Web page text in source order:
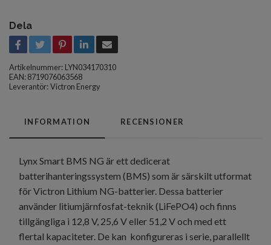
Dela
Artikelnummer: LYN034170310
EAN: 8719076063568
Leverantör:Victron Energy
INFORMATION RECENSIONER
Lynx Smart BMS NG är ett dedicerat
batterihanteringssystem (BMS) som är särskilt utformat
för Victron Lithium NG-batterier. Dessa batterier
använder litiumjärnfosfat-teknik (LiFePO4) och finns
tillgängliga i 12,8 V, 25,6 V eller 51,2 V och med ett
flertal kapaciteter. De kan konfigureras i serie, parallellt